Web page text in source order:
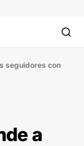
seguidores con
a